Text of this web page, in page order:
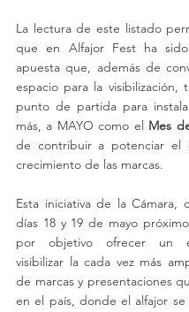
La lectura de este listado
que en Alfajor Fest ha
apuesta que, además de
espacio para la visibilización,
punto de partida para
más, a MAYO como el Mes
de contribuir a potenciar el
crecimiento de las marcas.
Esta iniciativa de la Cámara,
días 18 y 19 de mayo
por objetivo ofrecer un
visibilizar la cada vez más
de marcas y presentaciones
en el país, donde el alfajor